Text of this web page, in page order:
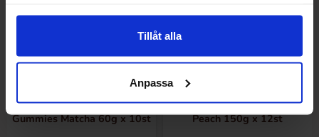
Tillåt alla
Anpassa
Cokoc Double Layer Filled
Gummies Matcha 60g x 10st
Cokoc Peeling Gummy Big
Peach 150g x 12st